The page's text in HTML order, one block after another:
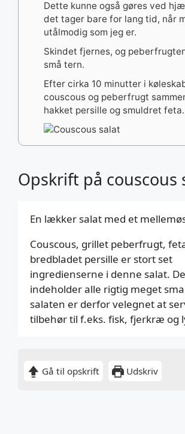
Gå til opskrift Udskriv
Opskrift på couscous
En lækker salat med et
Couscous, grillet peberfrugt,
bredbladet persille er stort set
ingredienserne i denne salat. De
indeholder alle rigtig meget
salaten er derfor velegnet at
tilbehør til f.eks. fisk, fjerkræ og
Dette kunne også gøres ved
det tager bare for lang tid, når
utålmodig som jeg er.
Skindet fjernes, og
små tern.
Efter cirka 10 minutter i
couscous og peberfrugt
hakket persille og smuldret feta.